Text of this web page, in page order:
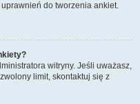
do tworzenia ankiet.
witryny. Jeśli uważasz,
limit, skontaktuj się z